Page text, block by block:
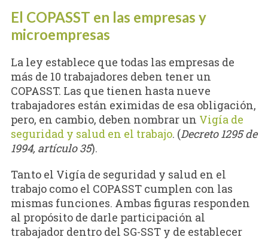
El COPASST en las empresas y
microempresas
La ley establece que todas las empresas de
más de 10 trabajadores deben tener un
COPASST. Las que tienen hasta nueve
trabajadores están eximidas de esa obligación,
pero, en cambio, deben nombrar un Vigía de
seguridad y salud en el trabajo. (Decreto 1295 de
1994, artículo 35).
Tanto el Vigía de seguridad y salud en el
trabajo como el COPASST cumplen con las
mismas funciones. Ambas figuras responden
al propósito de darle participación al
trabajador dentro del SG-SST y de establecer